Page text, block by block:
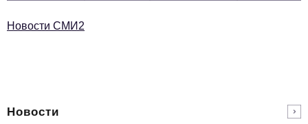
Новости СМИ2
Новости